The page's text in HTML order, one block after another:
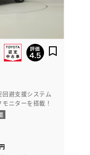
避支援システム
ニターを搭載！